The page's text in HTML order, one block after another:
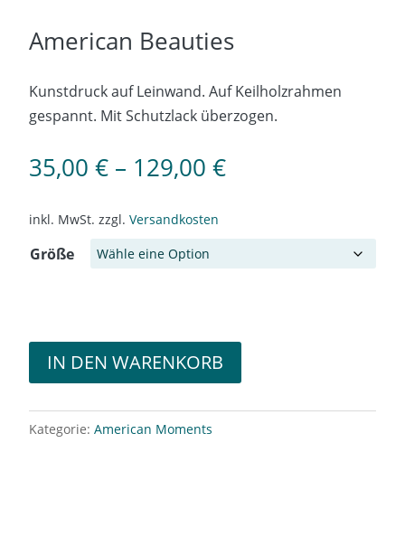
American Beauties
Kunstdruck auf Leinwand. Auf Keilholzrahmen
gespannt. Mit Schutzlack überzogen.
35,00 € – 129,00 €
inkl. MwSt. zzgl. Versandkosten
Größe
IN DEN WARENKORB
Kategorie: American Moments